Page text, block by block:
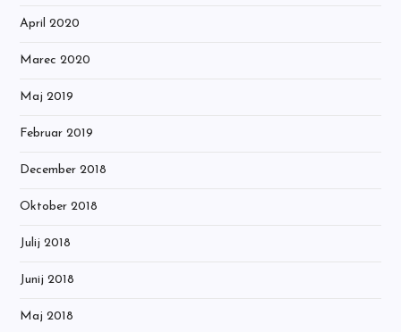
April 2020
Marec 2020
Maj 2019
Februar 2019
December 2018
Oktober 2018
Julij 2018
Junij 2018
Maj 2018